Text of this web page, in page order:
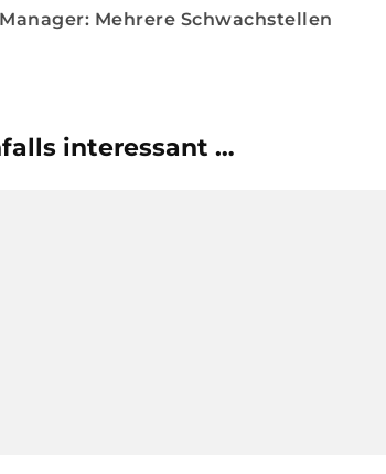
Manager: Mehrere Schwachstellen
interessant …